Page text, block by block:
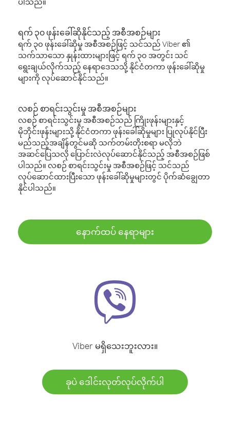
ရက် ၃၀ ဖုန်းခေါ်ဆိုနိုင်သည့် အစီအစဉ်များ
ရက် ၃၀ ဖုန်းခေါ်ဆိုမှု အစီအစဉ်ဖြင့် သင်သည် Viber ၏
သက်သာသော နှုန်းထားများဖြင့် ရက် ၃၀ အတွင်း သင်
ရွေးချယ်လိုက်သည့် နေရာဒေသသို့ နိုင်ငံတကာ ဖုန်းခေါ်ဆိုမှု
များကို လုပ်ဆောင်နိုင်သည်။
လစဉ် စာရင်းသွင်းမှု အစီအစဉ်များ
လစဉ် စာရင်းသွင်းမှု အစီအစဉ်သည် ကြိုးဖုန်းများနှင့်
မိုဘိုင်းဖုန်းများသို့ နိုင်ငံတကာ ဖုန်းခေါ်ဆိုမှုများ ပြုလုပ်နိုင်ပြီး
မည်သည့်အချိန်တွင်မဆို သက်တမ်းတိုးစရာ မလိုဘဲ
အဆင်ပြေသလို ပြောင်းလဲလုပ်ဆောင်နိုင်သည့် အစီအစဉ်ဖြစ်
ပါသည်။ လစဉ် စာရင်းသွင်းမှု အစီအစဉ်ဖြင့် သင်သည်
လုပ်ဆောင်ထားပြီးသော ဖုန်းခေါ်ဆိုမှုများတွင် ပိုက်ဆံချွေတာ
နိုင်ပါသည်။
နောက်ထပ် နေရာများ
Viber မရှိသေးဘူးလား။
ခုပဲ ဒေါင်းလုတ်လုပ်လိုက်ပါ